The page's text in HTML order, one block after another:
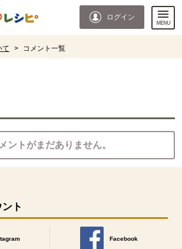
ログイン
て > コメント一覧
ントがまだありません。
ト
ウィンドウで開きます。
Facebook
別のウィンドウで開きます